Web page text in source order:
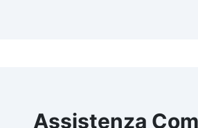
Assistenza